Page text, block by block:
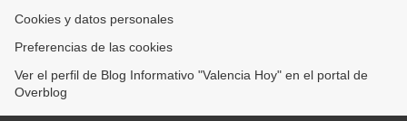
Cookies y datos personales
Preferencias de las cookies
Ver el perfil de Blog Informativo "Valencia Hoy" en el portal de
Overblog